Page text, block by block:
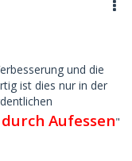
und die
ist dies nur in der
Aufessen"